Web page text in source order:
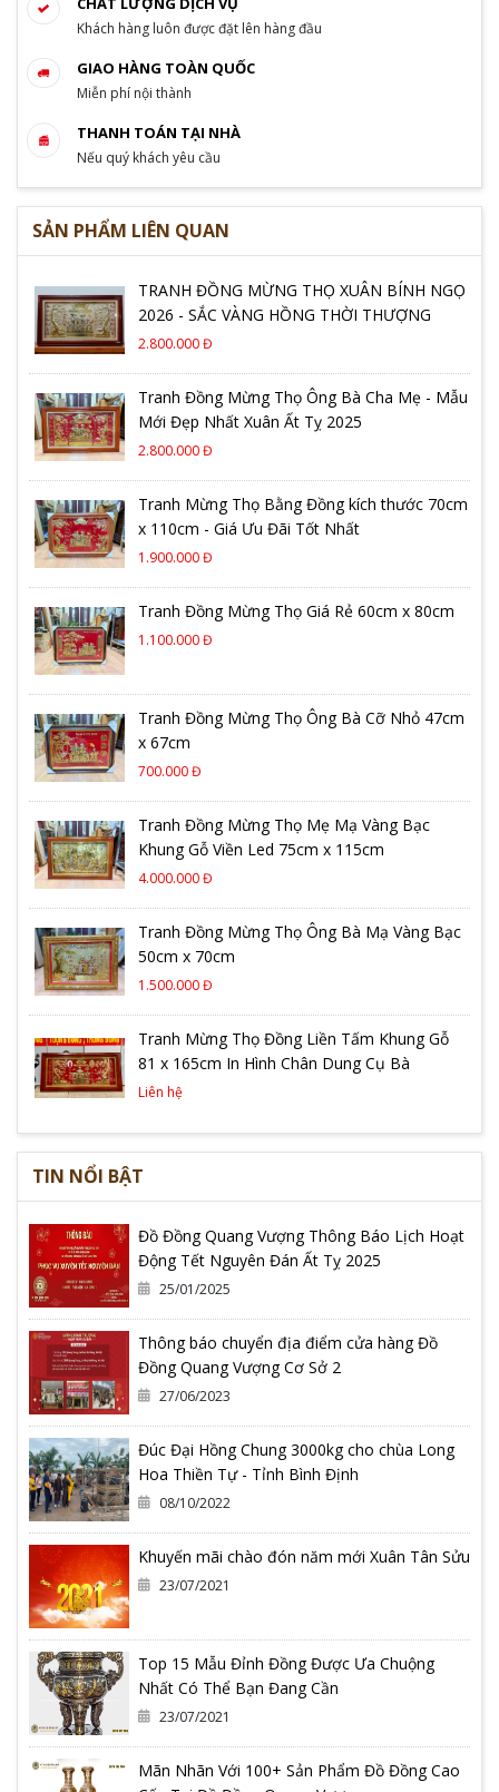
Khách hàng luôn được đặt lên hàng đầu
GIAO HÀNG TOÀN QUỐC
Miễn phí nội thành
THANH TOÁN TẠI NHÀ
Nếu quý khách yêu cầu
SẢN PHẨM LIÊN QUAN
TRANH ĐỒNG MỪNG THỌ XUÂN BÍNH NGỌ
2026 - SẮC VÀNG HỒNG THỜI THƯỢNG
2.800.000 Đ
Tranh Đồng Mừng Thọ Ông Bà Cha Mẹ - Mẫu
Mới Đẹp Nhất Xuân Ất Tỵ 2025
2.800.000 Đ
Tranh Mừng Thọ Bằng Đồng kích thước 70cm
x 110cm - Giá Ưu Đãi Tốt Nhất
1.900.000 Đ
Tranh Đồng Mừng Thọ Giá Rẻ 60cm x 80cm
1.100.000 Đ
Tranh Đồng Mừng Thọ Ông Bà Cỡ Nhỏ 47cm
x 67cm
700.000 Đ
Tranh Đồng Mừng Thọ Mẹ Mạ Vàng Bạc
Khung Gỗ Viền Led 75cm x 115cm
4.000.000 Đ
Tranh Đồng Mừng Thọ Ông Bà Mạ Vàng Bạc
50cm x 70cm
1.500.000 Đ
Tranh Mừng Thọ Đồng Liền Tấm Khung Gỗ
81 x 165cm In Hình Chân Dung Cụ Bà
Liên hệ
TIN NỔI BẬT
Đồ Đồng Quang Vượng Thông Báo Lịch Hoạt
Động Tết Nguyên Đán Ất Tỵ 2025
25/01/2025
Thông báo chuyển địa điểm cửa hàng Đồ
Đồng Quang Vượng Cơ Sở 2
27/06/2023
Đúc Đại Hồng Chung 3000kg cho chùa Long
Hoa Thiền Tự - Tỉnh Bình Định
08/10/2022
Khuyến mãi chào đón năm mới Xuân Tân Sửu
23/07/2021
Top 15 Mẫu Đỉnh Đồng Được Ưa Chuộng
Nhất Có Thể Bạn Đang Cần
23/07/2021
Mãn Nhãn Với 100+ Sản Phẩm Đồ Đồng Cao